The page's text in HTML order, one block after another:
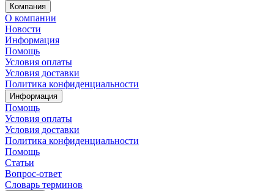
Компания
О компании
Новости
Информация
Помощь
Условия оплаты
Условия доставки
Политика конфиденциальности
Информация
Помощь
Условия оплаты
Условия доставки
Политика конфиденциальности
Помощь
Статьи
Вопрос-ответ
Словарь терминов